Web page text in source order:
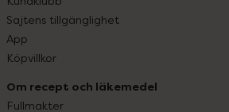
Sajtens tillgänglighet
App
Köpvillkor
Om recept och läkemedel
Fullmakter